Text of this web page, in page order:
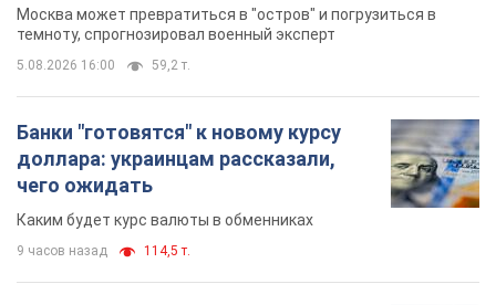
Москва может превратиться в "остров" и погрузиться в
темноту, спрогнозировал военный эксперт
5.08.2026 16:00 59,2 т.
Банки "готовятся" к новому курсу
доллара: украинцам рассказали,
чего ожидать
Каким будет курс валюты в обменниках
9 часов назад 114,5 т.